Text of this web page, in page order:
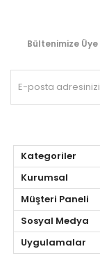
Bültenimize
Kategoriler
Kurumsal
Müşteri Paneli
Sosyal Medya
Uygulamalar